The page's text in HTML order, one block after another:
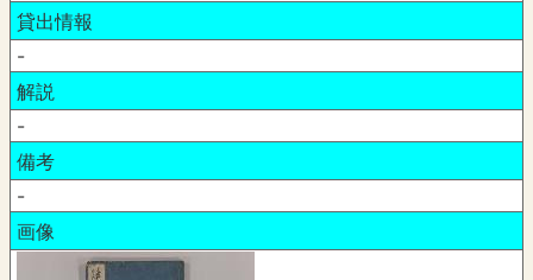
貸出情報
-
解説
-
備考
-
画像